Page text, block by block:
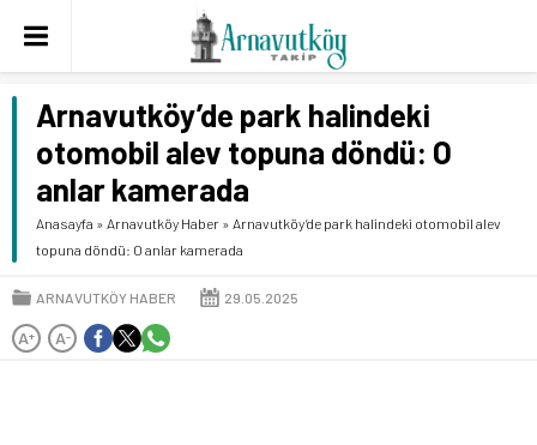
Arnavutköy’de park halindeki
otomobil alev topuna döndü: O
anlar kamerada
Anasayfa » Arnavutköy Haber » Arnavutköy’de park halindeki otomobil alev
topuna döndü: O anlar kamerada
ARNAVUTKÖY HABER 29.05.2025
A+ A-